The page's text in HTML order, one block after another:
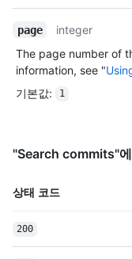
        "releases_url": "http://HOSTNAME/repos/octocat/Hello-World/releases{/id}"
      },
      "score": 1
  ]
page
integer
The page number of
information, see "
기본값: 1
"Search commits"
상태 코드
200